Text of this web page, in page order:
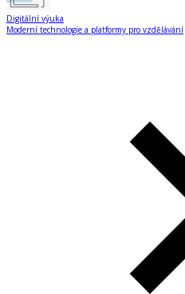
Digitální výuka
Moderní technologie a platformy pro vzdělávání